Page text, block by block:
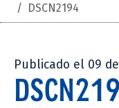
/ DSCN2194
Publicado el 09